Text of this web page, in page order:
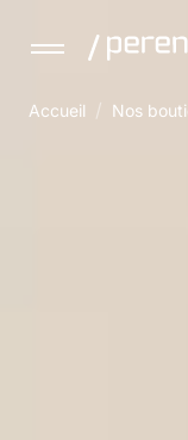
Accueil / Nos